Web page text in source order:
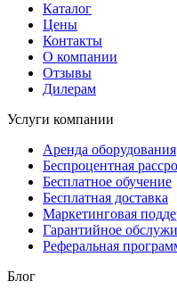
Каталог
Цены
Контакты
О компании
Отзывы
Дилерам
Услуги компании
Аренда оборудования
Беспроцентная
Бесплатное обучение
Бесплатная доставка
Маркетинговая
Гарантийное
Реферальная
Блог